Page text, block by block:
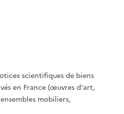
scientifiques de biens
en France (œuvres d'art,
mobiliers,